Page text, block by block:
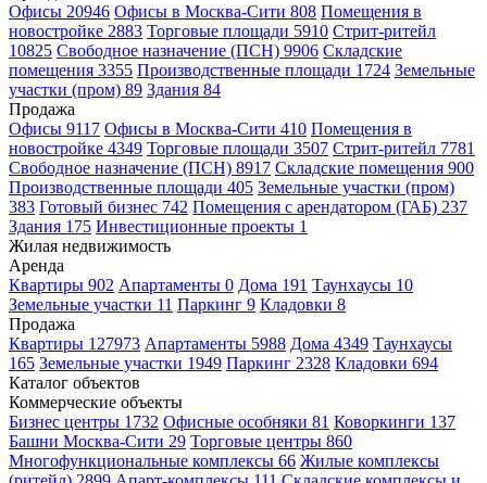
Офисы 20946 Офисы в Москва-Сити 808 Помещения в
новостройке 2883 Торговые площади 5910 Стрит-ритейл
10825 Свободное назначение (ПСН) 9906 Складские
помещения 3355 Производственные площади 1724 Земельные
участки (пром) 89 Здания 84
Продажа
Офисы 9117 Офисы в Москва-Сити 410 Помещения в
новостройке 4349 Торговые площади 3507 Стрит-ритейл 7781
Свободное назначение (ПСН) 8917 Складские помещения 900
Производственные площади 405 Земельные участки (пром)
383 Готовый бизнес 742 Помещения с арендатором (ГАБ) 237
Здания 175 Инвестиционные проекты 1
Жилая недвижимость
Аренда
Квартиры 902 Апартаменты 0 Дома 191 Таунхаусы 10
Земельные участки 11 Паркинг 9 Кладовки 8
Продажа
Квартиры 127973 Апартаменты 5988 Дома 4349 Таунхаусы
165 Земельные участки 1949 Паркинг 2328 Кладовки 694
Каталог объектов
Коммерческие объекты
Бизнес центры 1732 Офисные особняки 81 Коворкинги 137
Башни Москва-Сити 29 Торговые центры 860
Многофункциональные комплексы 66 Жилые комплексы